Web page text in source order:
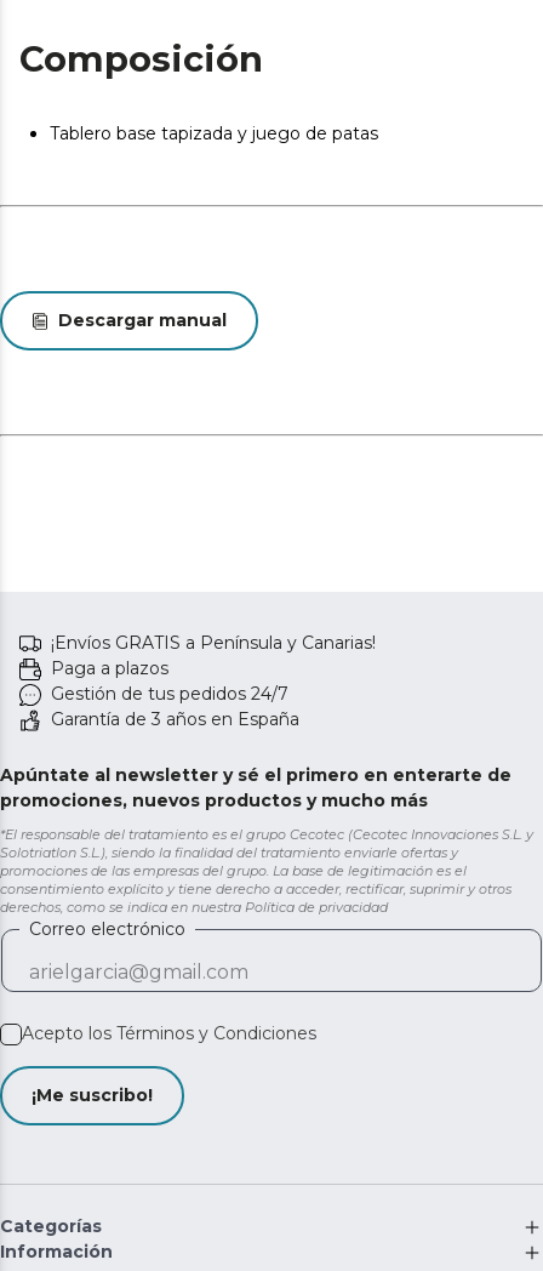
acabado. Estas variaciones son normales y no afectan a
la calidad ni a la utilidad del artículo.
Composición
Tablero base tapizada y juego de patas
Descargar manual
¡Envíos GRATIS a Península y Canarias!
Paga a plazos
Gestión de tus pedidos 24/7
Garantía de 3 años en España
Apúntate al newsletter y sé el primero en enterarte de
promociones, nuevos productos y mucho más
*El responsable del tratamiento es el grupo Cecotec (Cecotec Innovaciones S.L. y
Solotriatlon S.L.), siendo la finalidad del tratamiento enviarle ofertas y
promociones de las empresas del grupo. La base de legitimación es el
consentimiento explícito y tiene derecho a acceder, rectificar, suprimir y otros
derechos, como se indica en nuestra Política de privacidad
Correo electrónico
Acepto los Términos y Condiciones
¡Me suscribo!
Categorías
Información